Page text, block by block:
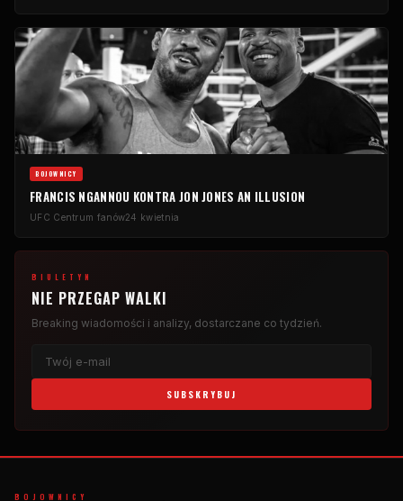
BOJOWNICY
FRANCIS NGANNOU KONTRA JON JONES AN ILLUSION
UFC Centrum fanów24 kwietnia
BIULETYN
NIE PRZEGAP WALKI
Breaking wiadomości i analizy, dostarczane co tydzień.
SUBSKRYBUJ
BOJOWNICY